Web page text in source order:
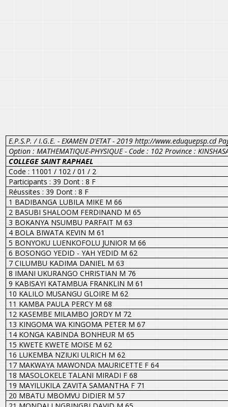
E.P.S.P. / I.G.E. - EXAMEN D'ETAT - 2019 http://www.eduquepsp.cd
Option : MATHEMATIQUE-PHYSIQUE - Code : 102 Province :
COLLEGE SAINT RAPHAEL
Code : 11001 / 102 / 01 / 2
Participants : 39 Dont : 8 F
Réussites : 39 Dont : 8 F
1 BADIBANGA LUBILA MIKE M 66
2 BASUBI SHALOOM FERDINAND M 65
3 BOKANYA NSUMBU PARFAIT M 63
4 BOLA BIWATA KEVIN M 61
5 BONYOKU LUENKOFOLU JUNIOR M 66
6 BOSONGO YEDID - YAH YEDID M 62
7 CILUMBU KADIMA DANIEL M 63
8 IMANI UKURANGO CHRISTIAN M 76
9 KABISAYI KATAMBUA FRANKLIN M 61
10 KALILO MUSANGU GLOIRE M 62
11 KAMBA PAULA PERCY M 68
12 KASEMBE MILAMBO JORDY M 72
13 KINGOMA WA KINGOMA PETER M 67
14 KONGA KABINDA BONHEUR M 65
15 KWETE KWETE MOISE M 62
16 LUKEMBA NZIUKI ULRICH M 62
17 MAKWAYA MAWONDA MAURICETTE F 64
18 MASOLOKELE TALANI MIRADI F 68
19 MAYILUKILA ZAVITA SAMANTHA F 71
20 MBATU MBOMVU DIDIER M 57